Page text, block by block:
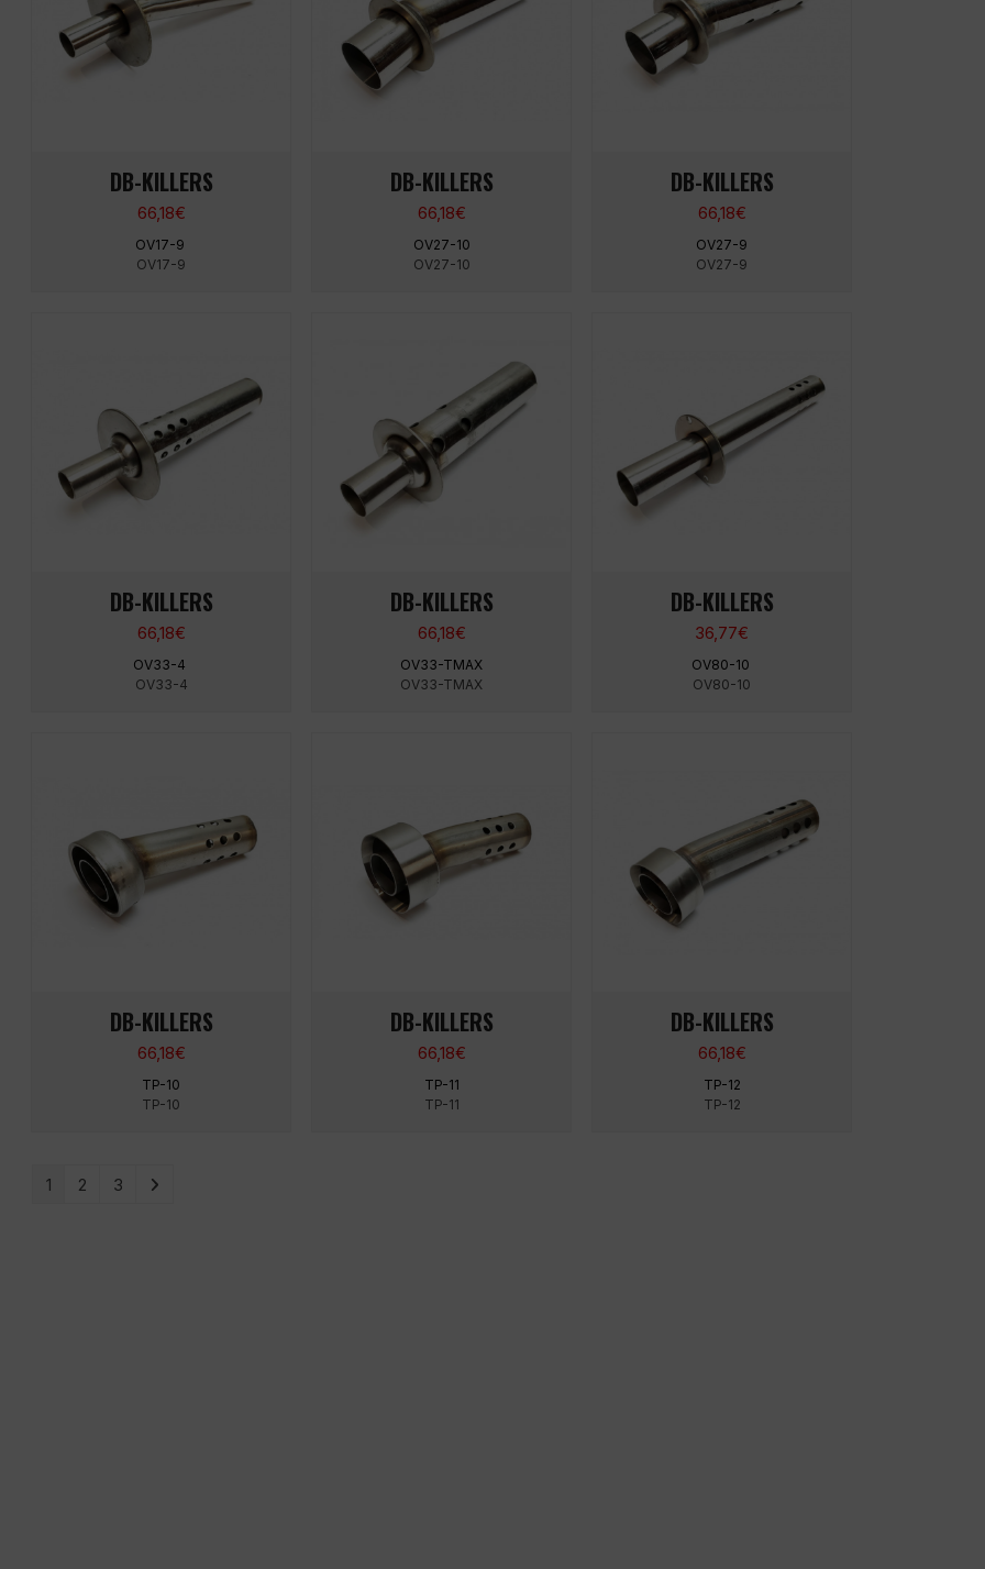
DB-KILLERS
66,18€
OV17-9
OV17-9
DB-KILLERS
66,18€
OV27-10
OV27-10
DB-KILLERS
66,18€
OV27-9
OV27-9
DB-KILLERS
66,18€
OV33-4
OV33-4
DB-KILLERS
66,18€
OV33-TMAX
OV33-TMAX
DB-KILLERS
36,77€
OV80-10
OV80-10
DB-KILLERS
66,18€
TP-10
TP-10
DB-KILLERS
66,18€
TP-11
TP-11
DB-KILLERS
66,18€
TP-12
TP-12
1 2 3